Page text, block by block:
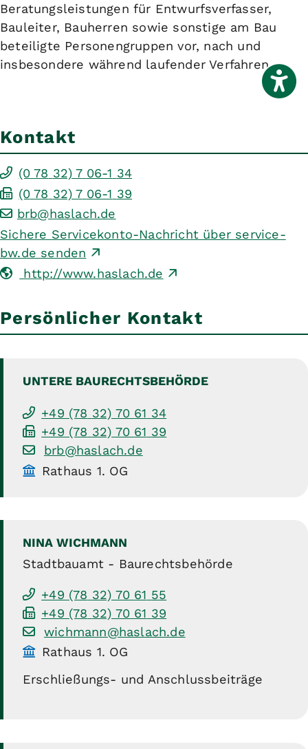
Beratungsleistungen für Entwurfsverfasser,
Bauleiter, Bauherren sowie sonstige am Bau
beteiligte Personengruppen vor, nach und
insbesondere während laufender Verfahren.
Kontakt
(0 78 32) 7 06-1 34
(0 78 32) 7 06-1 39
brb@haslach.de
Sichere Servicekonto-Nachricht über service-
bw.de senden
http://www.haslach.de
Persönlicher Kontakt
UNTERE BAURECHTSBEHÖRDE
+49 (78 32) 70 61 34
+49 (78 32) 70 61 39
brb@haslach.de
Rathaus 1. OG
NINA WICHMANN
Stadtbauamt - Baurechtsbehörde
+49 (78 32) 70 61 55
+49 (78 32) 70 61 39
wichmann@haslach.de
Rathaus 1. OG
Erschließungs- und Anschlussbeiträge